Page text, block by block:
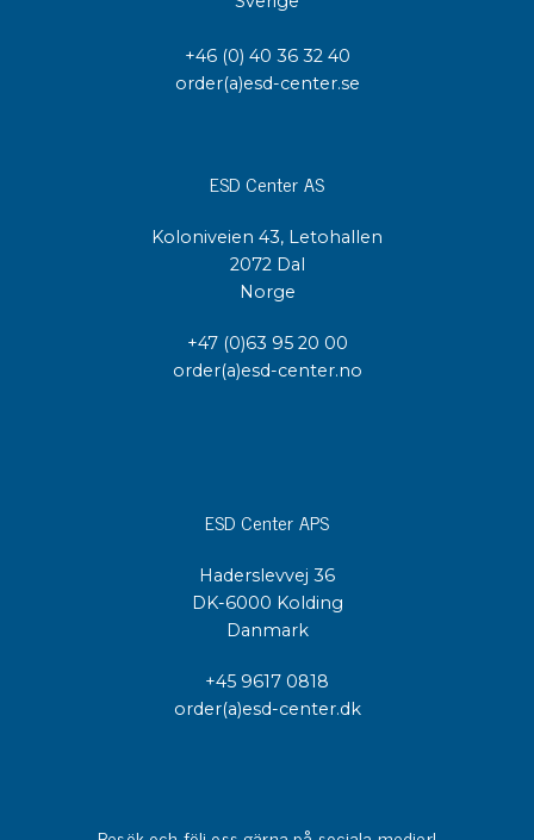
+46 (0) 40 36 32 40
order(a)esd-center.se
ESD Center AS
Koloniveien 43, Letohallen
2072 Dal
Norge
+47 (0)63 95 20 00
order(a)esd-center.no
ESD Center APS
Haderslevvej 36
DK-6000 Kolding
Danmark
+45 9617 0818
order(a)esd-center.dk